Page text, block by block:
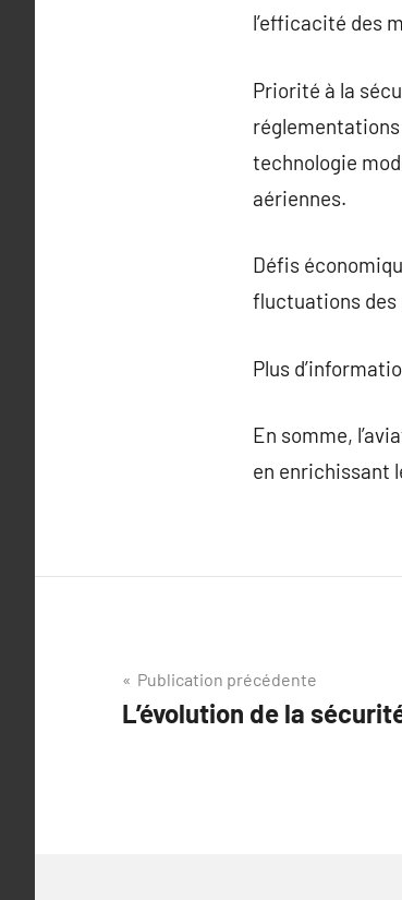
l’efficacité des
Priorité à la
technologie
aériennes.
Défis
fluctuations des
Plus
En somme,
en enrichissant
Navigation
de
Publication précédente
L’évolution de la